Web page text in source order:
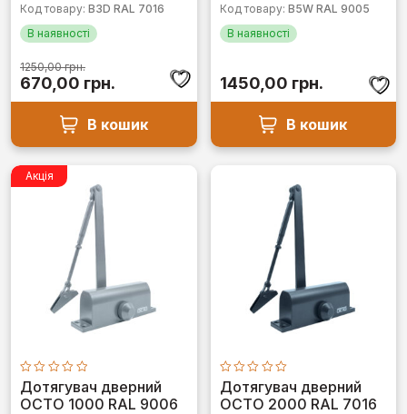
5
Код товару: B3D RAL 7016
В наявності
1250,00грн.
Оригінальна
ціна:
1250,00 грн..
670,00 грн. Поточна
ціна:
670,00 грн..
В кошик
5
Код товару: B5W RAL 9005
В наявності
1450,00 грн.
В кошик
Акція
Оцінено
в
0
Дотягувач дверний
OCTO 1000 RAL 9006
Оцінено
в
0
Дотягувач дверний
OCTO 2000 RAL 7016